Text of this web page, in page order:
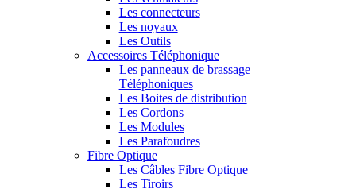
Les connecteurs
Les noyaux
Les Outils
Accessoires Téléphonique
Les panneaux de brassage
Téléphoniques
Les Boites de distribution
Les Cordons
Les Modules
Les Parafoudres
Fibre Optique
Les Câbles Fibre Optique
Les Tiroirs